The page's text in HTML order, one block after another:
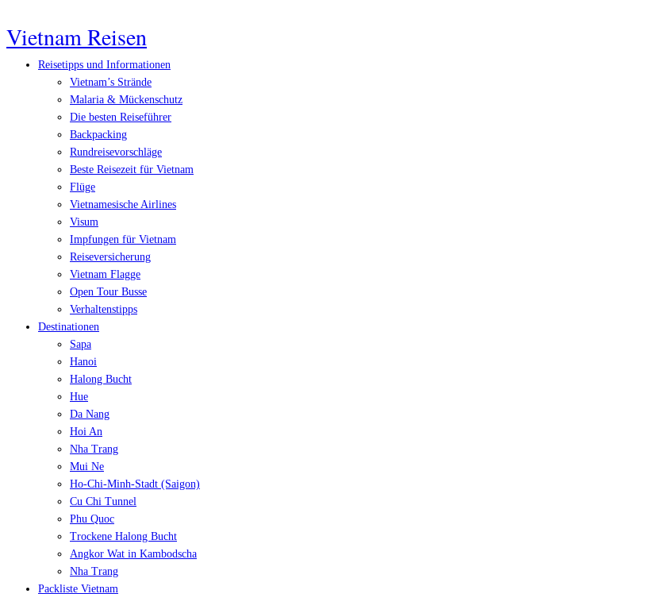
Vietnam Reisen
Reisetipps und Informationen
Vietnam’s Strände
Malaria & Mückenschutz
Die besten Reiseführer
Backpacking
Rundreisevorschläge
Beste Reisezeit für Vietnam
Flüge
Vietnamesische Airlines
Visum
Impfungen für Vietnam
Reiseversicherung
Vietnam Flagge
Open Tour Busse
Verhaltenstipps
Destinationen
Sapa
Hanoi
Halong Bucht
Hue
Da Nang
Hoi An
Nha Trang
Mui Ne
Ho-Chi-Minh-Stadt (Saigon)
Cu Chi Tunnel
Phu Quoc
Trockene Halong Bucht
Angkor Wat in Kambodscha
Nha Trang
Packliste Vietnam